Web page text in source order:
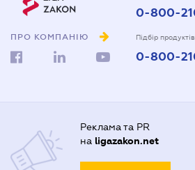
ПРО КОМПАНІЮ
0-800-
Підбір
0-800-
Реклама та PR
на ligazakon.net